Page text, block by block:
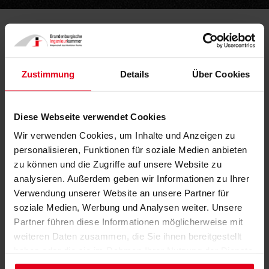
Zustimmung Details Über Cookies
Diese Webseite verwendet Cookies
Wir verwenden Cookies, um Inhalte und Anzeigen zu
personalisieren, Funktionen für soziale Medien anbieten
zu können und die Zugriffe auf unsere Website zu
analysieren. Außerdem geben wir Informationen zu Ihrer
Verwendung unserer Website an unsere Partner für
soziale Medien, Werbung und Analysen weiter. Unsere
Partner führen diese Informationen möglicherweise mit
weiteren Daten zusammen, die Sie ihnen bereitgestellt
gesammelt haben.
Inkrafttreten Artikel 2 der Änderung der
BbgBO